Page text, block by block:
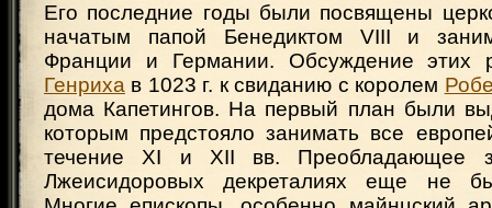
Его последние годы были посвящены
начатым папой Бенедиктом VIII и
Франции и Германии. Обсуждение этих
Генриха в 1023 г. к свиданию с королем
дома Капетингов. На первый план были
которым предстояло занимать все
течение XI и XII вв. Преобладающее
Лжеисидоровых декреталиях еще не